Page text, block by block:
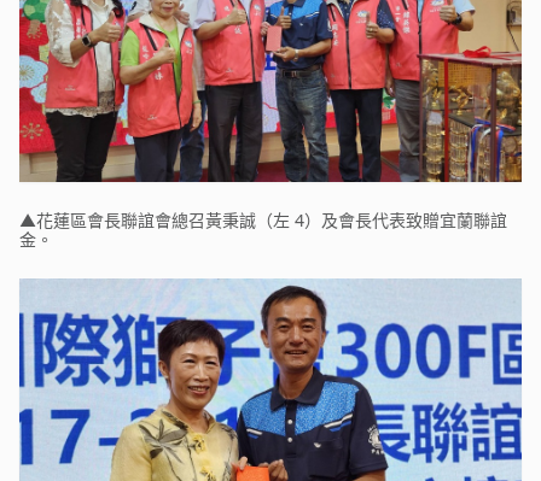
▲花蓮區會長聯誼會總召黃秉誠（左 4）及會長代表致贈宜蘭聯誼
金。